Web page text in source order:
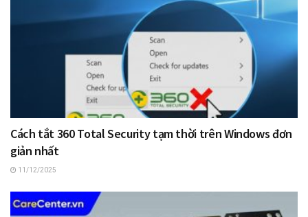
Cách tắt 360 Total Security tạm thời trên Windows đơn
giản nhất
11/12/2025